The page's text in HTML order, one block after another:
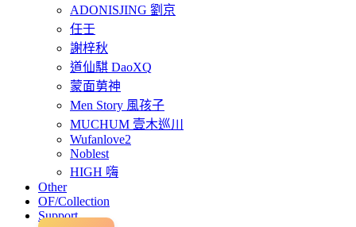
ADONISJING 劉京
任壬
謝梓秋
道仙騏 DaoXQ
蒙面莮神
Men Story 風孩子
MUCHUM 壹木巡川
Wufanlove2
Noblest
HIGH 嗨
Other
OF/Collection
Support